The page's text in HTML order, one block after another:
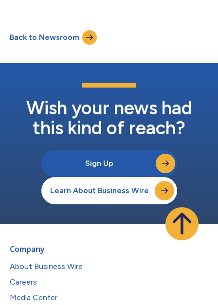
conclu avec Novartis un accord portant sur l’acquisition
d’Anthos pour un montant pouvant atteindre 3,1 milliards USD.
Fondée par Blackstone Life Sciences et Novar...
Back to Newsroom
Wish your news had
this kind of reach?
Sign Up
Learn About Business Wire
Company
About Business Wire
Careers
Media Center